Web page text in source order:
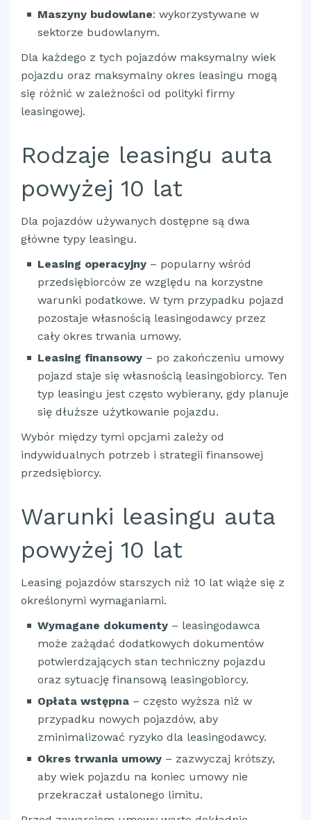
Maszyny budowlane: wykorzystywane w
sektorze budowlanym.
Dla każdego z tych pojazdów maksymalny wiek
pojazdu oraz maksymalny okres leasingu mogą
się różnić w zależności od polityki firmy
leasingowej.
Rodzaje leasingu auta
powyżej 10 lat
Dla pojazdów używanych dostępne są dwa
główne typy leasingu.
Leasing operacyjny – popularny wśród
przedsiębiorców ze względu na korzystne
warunki podatkowe. W tym przypadku pojazd
pozostaje własnością leasingodawcy przez
cały okres trwania umowy.
Leasing finansowy – po zakończeniu umowy
pojazd staje się własnością leasingobiorcy. Ten
typ leasingu jest często wybierany, gdy planuje
się dłuższe użytkowanie pojazdu.
Wybór między tymi opcjami zależy od
indywidualnych potrzeb i strategii finansowej
przedsiębiorcy.
Warunki leasingu auta
powyżej 10 lat
Leasing pojazdów starszych niż 10 lat wiąże się z
określonymi wymaganiami.
Wymagane dokumenty – leasingodawca
może zażądać dodatkowych dokumentów
potwierdzających stan techniczny pojazdu
oraz sytuację finansową leasingobiorcy.
Opłata wstępna – często wyższa niż w
przypadku nowych pojazdów, aby
zminimalizować ryzyko dla leasingodawcy.
Okres trwania umowy – zazwyczaj krótszy,
aby wiek pojazdu na koniec umowy nie
przekraczał ustalonego limitu.